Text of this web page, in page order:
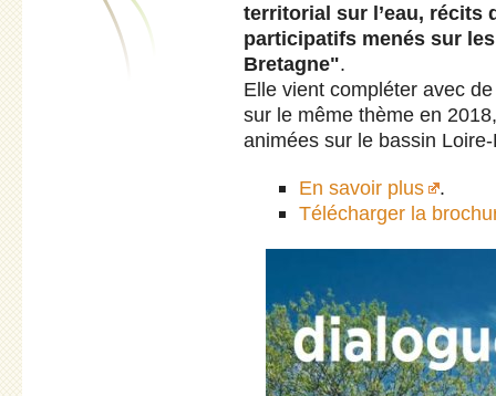
territorial sur l’eau, récits
participatifs menés sur
Bretagne".
Elle vient compléter avec
sur le même thème en
animées sur le bassin
En savoir plus
.
Télécharger la